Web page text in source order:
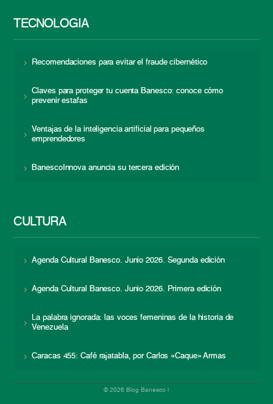
TECNOLOGÍA
Recomendaciones para evitar el fraude cibernético
Claves para proteger tu cuenta Banesco: conoce cómo
prevenir estafas
Ventajas de la inteligencia artificial para pequeños
emprendedores
BanescoInnova anuncia su tercera edición
CULTURA
Agenda Cultural Banesco. Junio 2026. Segunda edición
Agenda Cultural Banesco. Junio 2026. Primera edición
La palabra ignorada: las voces femeninas de la historia de
Venezuela
Caracas 455: Café rajatabla, por Carlos «Caque» Armas
© 2026 Blog Banesco |